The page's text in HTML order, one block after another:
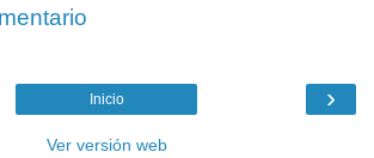
›
Inicio
Ver versión web